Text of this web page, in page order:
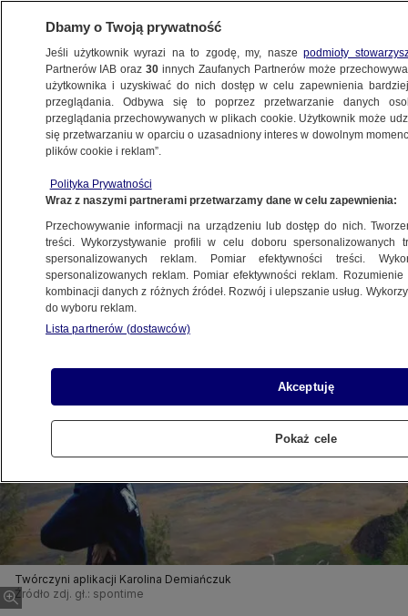
BIZNES
Z KRAJU
Zuckerberga. Aplikacją chce podbić Dolinę
Krzemową
31.03.2016, 20:31
Udostępnij
Twórczyni aplikacji Karolina Demiańczuk
Źródło zdj. gł.: spontime
Dbamy o Twoją prywatność
Jeśli użytkownik wyrazi na to zgodę, my, naszepodmioty
Partnerów IAB oraz30 innych Zaufanych Partnerów może
użytkownika i uzyskiwać do nich dostęp w celu zapewnienia
przeglądania. Odbywa się to poprzez przetwarzanie danych
przeglądania przechowywanych w plikach cookie. Użytkownik może
się przetwarzaniu w oparciu o uzasadniony interes w dowolnym
plików cookie i reklam”.
Polityka Prywatności
Wraz z naszymi partnerami przetwarzamy dane w celu zapewnienia:
Przechowywanie informacji na urządzeniu lub dostęp do nich.
treści. Wykorzystywanie profili w celu doboru spersonalizowanych
spersonalizowanych reklam. Pomiar efektywności treści.
spersonalizowanych reklam. Pomiar efektywności reklam.
kombinacji danych z różnych źródeł. Rozwój i ulepszanie usług.
do wyboru reklam.
Lista partnerów (dostawców)
Akceptuję
Pokaż cele